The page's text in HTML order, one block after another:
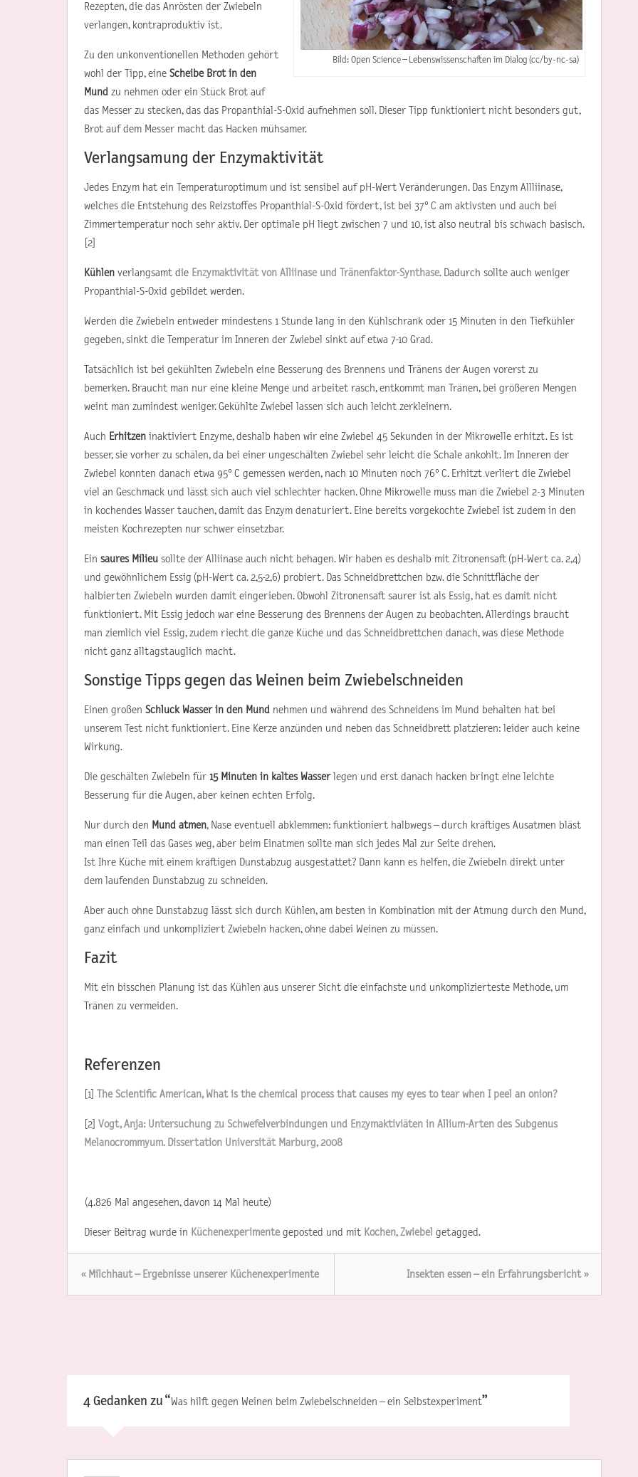
Bild: Open Science – Lebenswissenschaften im Dialog (cc/by-nc-sa)
Rezepten, die das Anrösten der Zwiebeln
verlangen, kontraproduktiv ist.
Zu den unkonventionellen Methoden gehört
wohl der Tipp, eine Scheibe Brot in den
Mund zu nehmen oder ein Stück Brot auf
das Messer zu stecken, das das Propanthial-S-Oxid aufnehmen soll. Dieser Tipp funktioniert nicht besonders gut,
Brot auf dem Messer macht das Hacken mühsamer.
Verlangsamung der Enzymaktivität
Jedes Enzym hat ein Temperaturoptimum und ist sensibel auf pH-Wert Veränderungen. Das Enzym Allliinase,
welches die Entstehung des Reizstoffes Propanthial-S-Oxid fördert, ist bei 37° C am aktivsten und auch bei
Zimmertemperatur noch sehr aktiv. Der optimale pH liegt zwischen 7 und 10, ist also neutral bis schwach basisch.
[2]
Kühlenverlangsamt die Enzymaktivität von Alliinase und Tränenfaktor-Synthase. Dadurch sollte auch weniger
Propanthial-S-Oxid gebildet werden.
Werden die Zwiebeln entweder mindestens 1 Stunde lang in den Kühlschrank oder 15 Minuten in den Tiefkühler
gegeben, sinkt die Temperatur im Inneren der Zwiebel sinkt auf etwa 7-10 Grad.
Tatsächlich ist bei gekühlten Zwiebeln eine Besserung des Brennens und Tränens der Augen vorerst zu
bemerken. Braucht man nur eine kleine Menge und arbeitet rasch, entkommt man Tränen, bei größeren Mengen
weint man zumindest weniger. Gekühlte Zwiebel lassen sich auch leicht zerkleinern.
Auch Erhitzeninaktiviert Enzyme, deshalb haben wir eine Zwiebel 45 Sekunden in der Mikrowelle erhitzt. Es ist
besser, sie vorher zu schälen, da bei einer ungeschälten Zwiebel sehr leicht die Schale ankohlt. Im Inneren der
Zwiebel konnten danach etwa 95° C gemessen werden, nach 10 Minuten noch 76° C. Erhitzt verliert die Zwiebel
viel an Geschmack und lässt sich auch viel schlechter hacken. Ohne Mikrowelle muss man die Zwiebel 2-3 Minuten
in kochendes Wasser tauchen, damit das Enzym denaturiert. Eine bereits vorgekochte Zwiebel ist zudem in den
meisten Kochrezepten nur schwer einsetzbar.
Ein saures Milieusollte der Alliinase auch nicht behagen. Wir haben es deshalb mit Zitronensaft (pH-Wert ca. 2,4)
und gewöhnlichem Essig (pH-Wert ca. 2,5-2,6) probiert. Das Schneidbrettchen bzw. die Schnittfläche der
halbierten Zwiebeln wurden damit eingerieben. Obwohl Zitronensaft saurer ist als Essig, hat es damit nicht
funktioniert. Mit Essig jedoch war eine Besserung des Brennens der Augen zu beobachten. Allerdings braucht
man ziemlich viel Essig, zudem riecht die ganze Küche und das Schneidbrettchen danach, was diese Methode
nicht ganz alltagstauglich macht.
Sonstige Tipps gegen das Weinen beim Zwiebelschneiden
Einen großen Schluck Wasser in den Mund nehmen und während des Schneidens im Mund behalten hat bei
unserem Test nicht funktioniert. Eine Kerze anzünden und neben das Schneidbrett platzieren: leider auch keine
Wirkung.
Die geschälten Zwiebeln für 15 Minuten in kaltes Wasserlegen und erst danach hacken bringt eine leichte
Besserung für die Augen, aber keinen echten Erfolg.
Nur durch den Mund atmen, Nase eventuell abklemmen: funktioniert halbwegs – durch kräftiges Ausatmen bläst
man einen Teil das Gases weg, aber beim Einatmen sollte man sich jedes Mal zur Seite drehen.
Ist Ihre Küche mit einem kräftigen Dunstabzug ausgestattet? Dann kann es helfen, die Zwiebeln direkt unter
dem laufenden Dunstabzug zu schneiden.
Aber auch ohne Dunstabzug lässt sich durch Kühlen, am besten in Kombination mit der Atmung durch den Mund,
ganz einfach und unkompliziert Zwiebeln hacken, ohne dabei Weinen zu müssen.
Fazit
Mit ein bisschen Planung ist das Kühlen aus unserer Sicht die einfachste und unkomplizierteste Methode, um
Tränen zu vermeiden.
Referenzen
[1] The Scientific American, What is the chemical process that causes my eyes to tear when I peel an onion?
[2] Vogt, Anja: Untersuchung zu Schwefelverbindungen und Enzymaktiviäten in Allium-Arten des Subgenus
Melanocrommyum. Dissertation Universität Marburg, 2008
(4.826 Mal angesehen, davon 14 Mal heute)
Dieser Beitrag wurde in Küchenexperimentegeposted und mit Kochen, Zwiebel getagged.
« Milchhaut – Ergebnisse unserer Küchenexperimente Insekten essen – ein Erfahrungsbericht »
4 Gedanken zu “Was hilft gegen Weinen beim Zwiebelschneiden – ein Selbstexperiment”